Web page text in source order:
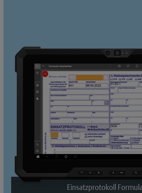
Einsatzprotokoll